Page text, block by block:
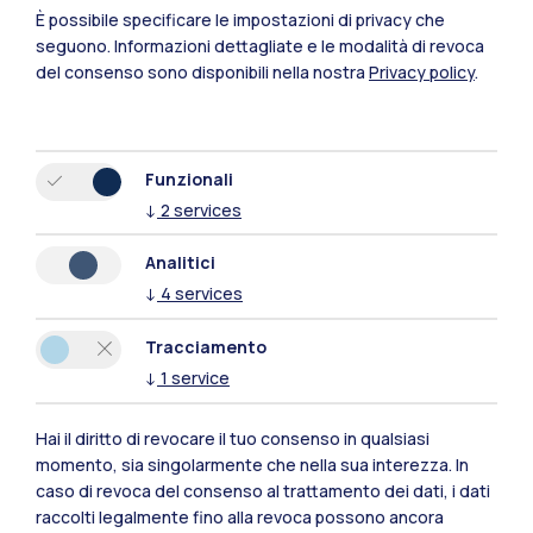
Cremona
Lecco
Piacenza
Naviga il sito
Risorse
Contattaci
È possibile specificare le impostazioni di privacy che
seguono. Informazioni dettagliate e le modalità di revoca
del consenso sono disponibili nella nostra Privacy policy.
Funzionali
↓ 2 services
Analitici
↓ 4 services
Tracciamento
↓ 1 service
Hai il diritto di revocare il tuo consenso in qualsiasi
momento, sia singolarmente che nella sua interezza. In
caso di revoca del consenso al trattamento dei dati, i dati
raccolti legalmente fino alla revoca possono ancora